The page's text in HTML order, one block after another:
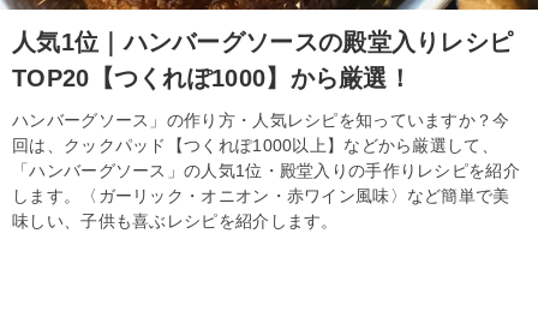
人気1位｜ハンバーグソースの殿堂入りレシピ
TOP20【つくれぽ1000】から厳選！
ハンバーグソース」の作り方・人気レシピを知っていますか？今
回は、クックパッド【つくれぽ1000以上】などから厳選して、
「ハンバーグソース」の人気1位・殿堂入りの手作りレシピを紹介
します。〈ガーリック・オニオン・赤ワイン風味〉など簡単で美
味しい、子供も喜ぶレシピを紹介します。